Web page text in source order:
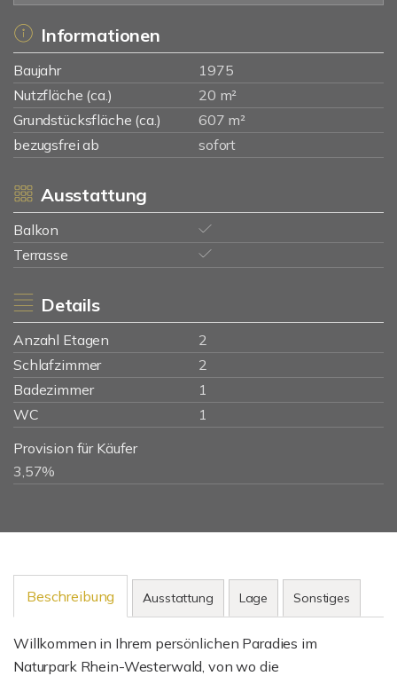
Informationen
Baujahr
1975
Nutzfläche (ca.)
20 m²
Grundstücksfläche (ca.)
607 m²
bezugsfrei ab
sofort
Ausstattung
Balkon
Terrasse
Details
Anzahl Etagen
2
Schlafzimmer
2
Badezimmer
1
WC
1
Provision für Käufer
3,57%
Beschreibung Ausstattung Lage Sonstiges
Willkommen in Ihrem persönlichen Paradies im
Naturpark Rhein-Westerwald, von wo die